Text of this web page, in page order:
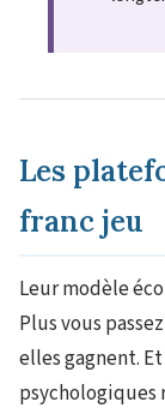
Les
franc jeu
Leur modèle
Plus vous
elles gagnent.
psychologiques